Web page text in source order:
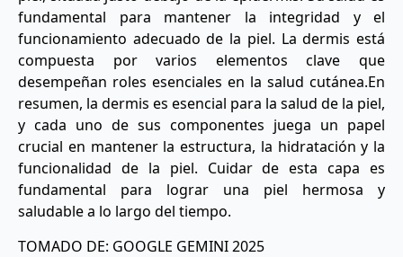
fundamental para mantener la integridad y el
funcionamiento adecuado de la piel. La dermis está
compuesta por varios elementos clave que
desempeñan roles esenciales en la salud cutánea.En
resumen, la dermis es esencial para la salud de la piel,
y cada uno de sus componentes juega un papel
crucial en mantener la estructura, la hidratación y la
funcionalidad de la piel. Cuidar de esta capa es
fundamental para lograr una piel hermosa y
saludable a lo largo del tiempo.
TOMADO DE: GOOGLE GEMINI 2025